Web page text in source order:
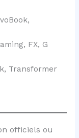
FX, G
Transformer
officiels ou